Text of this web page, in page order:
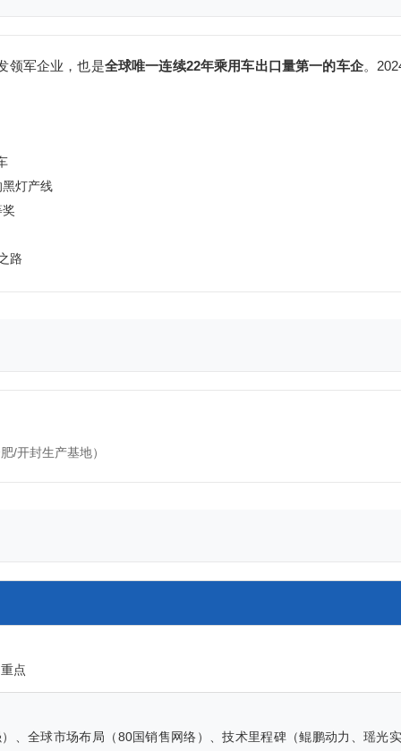
领军企业，也是全球唯一连续22年乘用车出口量第一的车企。
灯产线
路
/开封生产基地）
点
、全球市场布局（80国销售网络）、技术里程碑（鲲鹏动力、瑶光